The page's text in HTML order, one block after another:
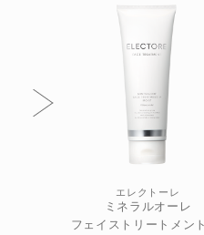
エレクトーレ
ミネラルオーレ
フェイストリートメン